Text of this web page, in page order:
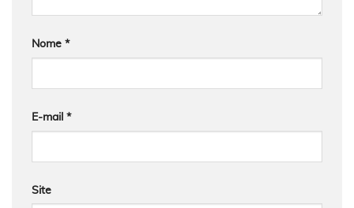
Nome *
E-mail *
Site